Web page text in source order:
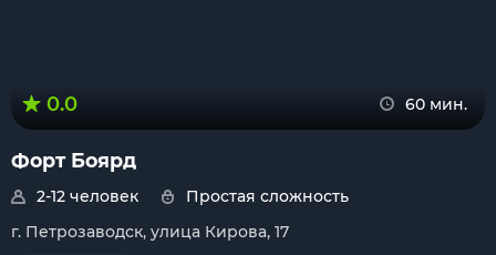
0.0 60 мин.
Форт Боярд
2-12 человек
Простая сложность
г. Петрозаводск, улица Кирова, 17